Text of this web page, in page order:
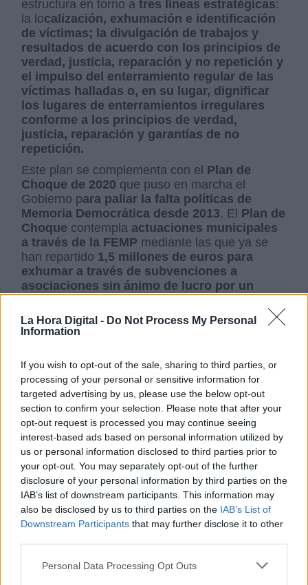
La Hora Digital - Do Not Process My Personal
Information
If you wish to opt-out of the sale, sharing to third parties, or
processing of your personal or sensitive information for
targeted advertising by us, please use the below opt-out
section to confirm your selection. Please note that after your
opt-out request is processed you may continue seeing
interest-based ads based on personal information utilized by
us or personal information disclosed to third parties prior to
your opt-out. You may separately opt-out of the further
disclosure of your personal information by third parties on the
IAB’s list of downstream participants. This information may
also be disclosed by us to third parties on the IAB’s List of
Downstream Participants that may further disclose it to other
Personal Data Processing Opt Outs
estructura en torno a tres líneas estratégicas:
la localización, exhumación e identificación
de víctimas; la divulgación de trabajos y
resultados de acuerdo con los principios de
verdad, justicia, reparación y no repetición y
el impulso del enterramiento regular de las
víctimas halladas o, en su lugar, dignificar
los lugares de enterramientos irregulares
conforme a los principios de verdad,
justicia, reparación y garantías de no
repetición.
Este plan se complementa con el Plan de
Choque de 2020 que puso en marcha el
Gobierno para paliar la falta políticas de
Memoria Democrática desde 2013. El Plan de
Choque contempla actuaciones municipales
a través de la FEMP mediante las que ya se
han repartido 1,5 millones de euros para
exhumar a través de subvenciones a
asociaciones sin ánimo de lucro por un
importe de 750.000 euros (cuyo 60 % está
destinado a exhumaciones) y otros 750.000
euros destinados únicamente a
Memoria Histórica Carmen Calvo Memoria democrática
NOTICIAS RELACIONADAS